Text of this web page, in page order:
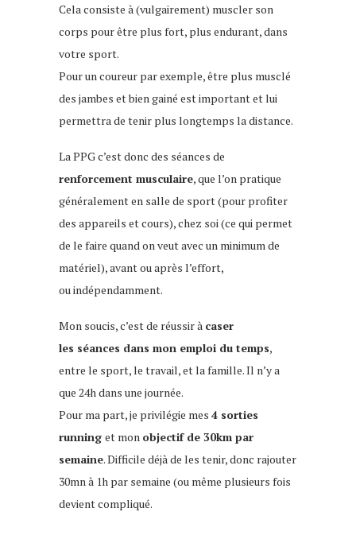
Cela consiste à (vulgairement) muscler son
corps pour être plus fort, plus endurant, dans
votre sport.
Pour un coureur par exemple, être plus musclé
des jambes et bien gainé est important et lui
permettra de tenir plus longtemps la distance.
La PPG c’est donc des séances de
renforcement musculaire, que l’on pratique
généralement en salle de sport (pour profiter
des appareils et cours), chez soi (ce qui permet
de le faire quand on veut avec un minimum de
matériel), avant ou après l’effort,
ou indépendamment.
Mon soucis, c’est de réussir à caser
les séances dans mon emploi du temps,
entre le sport, le travail, et la famille. Il n’y a
que 24h dans une journée.
Pour ma part, je privilégie mes 4 sorties
running et mon objectif de 30km par
semaine. Difficile déjà de les tenir, donc rajouter
30mn à 1h par semaine (ou même plusieurs fois
devient compliqué.